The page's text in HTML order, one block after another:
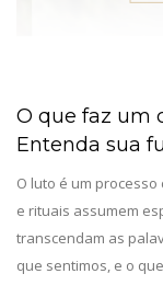
O que faz um
Entenda sua
O luto é um
e rituais assumem
transcendam as
que sentimos, e o